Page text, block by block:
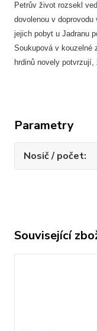
Petrův život rozsekl
dovolenou v
jejich pobyt u Jadranu
Soukupová v kouzelné
hrdinů novely
Parametry
Nosič / počet
Související